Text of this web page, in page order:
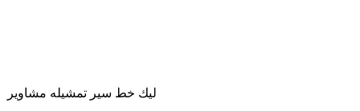
ليك خط سير تمشيله مشاوير